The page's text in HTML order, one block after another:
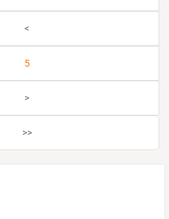
<
5
>
>>